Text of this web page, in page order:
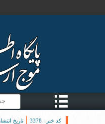
کد خبر : 3378
تاریخ انتشار :